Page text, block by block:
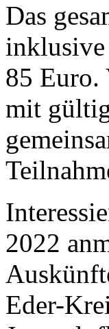
Das
85 Euro.
mit
2022
Eder-